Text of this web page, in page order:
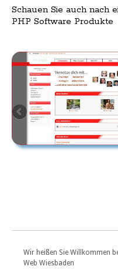
Schauen Sie auch nach
PHP Software Produkte
Wir heißen Sie Willkommen
Web Wiesbaden